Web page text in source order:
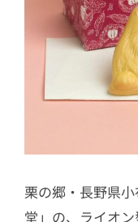
栗の郷・長野県
堂」の、ライオ